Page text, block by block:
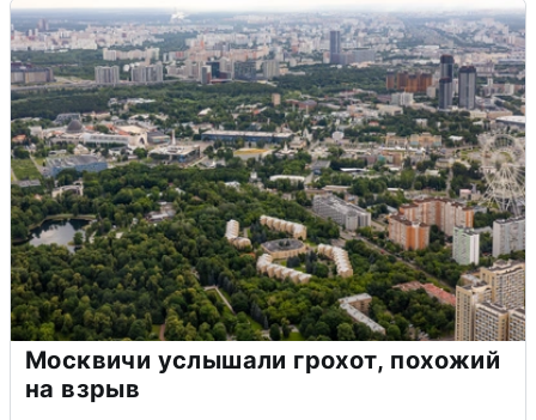
Москвичи услышали грохот, похожий
на взрыв